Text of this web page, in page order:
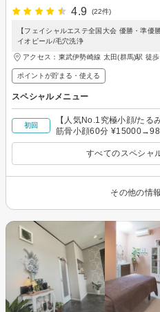
4.9
(22件)
【フェイシャルエステ全国大会 優勝・準
イオピール/毛穴洗浄
アクセス：東武伊勢崎線 太田(群馬)駅 徒
ポイントが貯まる・使える
スペシャルメニュー
初回
【人気No.1究極小顔/たる
筋骨小顔60分
すべてのスペシャ
その他の情